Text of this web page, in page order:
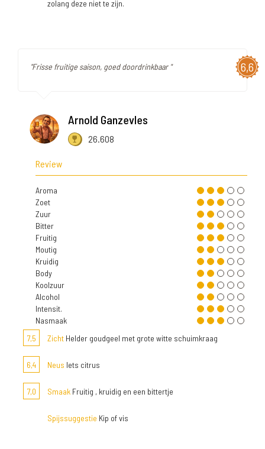
zolang deze niet te zijn.
6,6
"Frisse fruitige saison, goed doordrinkbaar "
Arnold Ganzevles
26.608
Review
Aroma
Zoet
Zuur
Bitter
Fruitig
Moutig
Kruidig
Body
Koolzuur
Alcohol
Intensit.
Nasmaak
7,5
Zicht Helder goudgeel met grote witte schuimkraag
6,4 Neus Iets citrus
7,0 Smaak Fruitig , kruidig en een bittertje
Spijssuggestie Kip of vis